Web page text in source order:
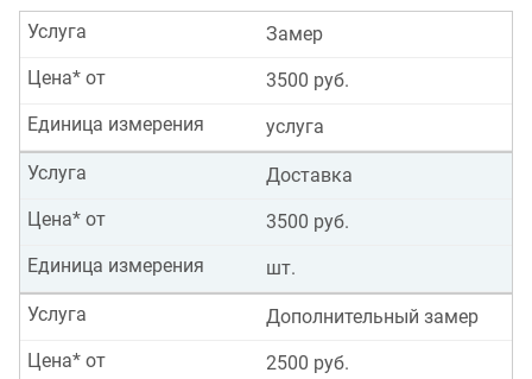
Замер
Услуга
3500 руб.
Цена* от
услуга
Единица измерения
Доставка
Услуга
3500 руб.
Цена* от
шт.
Единица измерения
Дополнительный замер
Услуга
2500 руб.
Цена* от